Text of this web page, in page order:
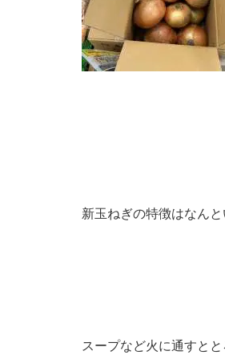
新玉ねぎの特徴はなん
スープなど火に通すと